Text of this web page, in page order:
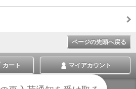
ページの先頭へ戻る
カート マイアカウント